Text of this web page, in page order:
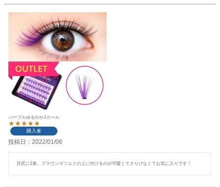
パープルゆるやかJカール
購入者
投稿日 2022/01/06
目尻に2束、ブラウンマツエクの上に付けるのが可愛くてさりげなくてお気に入りです！